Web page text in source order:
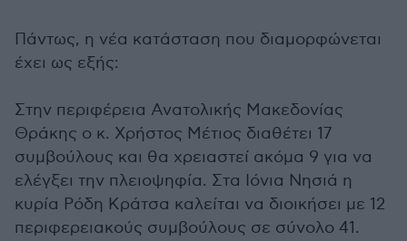
Πάντως, η νέα κατάσταση που διαμορφώνεται
έχει ως εξής:
Στην περιφέρεια Ανατολικής Μακεδονίας
Θράκης ο κ. Χρήστος Μέτιος διαθέτει 17
συμβούλους και θα χρειαστεί ακόμα 9 για να
ελέγξει την πλειοψηφία. Στα Ιόνια Νησιά η
κυρία Ρόδη Κράτσα καλείται να διοικήσει με 12
περιφερειακούς συμβούλους σε σύνολο 41.